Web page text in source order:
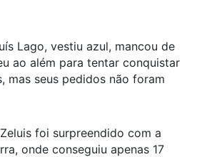
Lago, vestiu azul, mancou de
ao além para tentar conquistar
mas seus pedidos não foram
foi surpreendido com a
onde conseguiu apenas 17